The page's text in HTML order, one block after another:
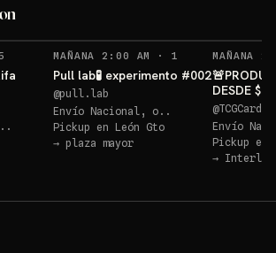
RECORDATORIOSMAÑANA 2:00 AM · 1 RECORDATORIOS
Pull lab🧪 experimento #002
@pull.lab
Envío Nacional, o..
Pickup en León Gto
→ plaza mayor
MAÑANA
DESDE
10 GRATIS
@
Envío
Pickup en
→